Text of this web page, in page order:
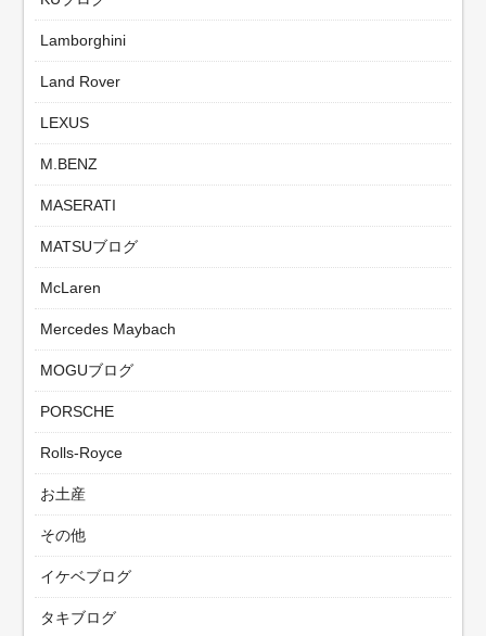
Lamborghini
Land Rover
LEXUS
M.BENZ
MASERATI
MATSUブログ
McLaren
Mercedes Maybach
MOGUブログ
PORSCHE
Rolls-Royce
お土産
その他
イケベブログ
タキブログ